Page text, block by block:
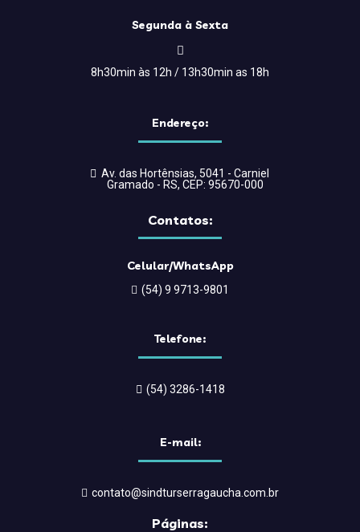
Segunda à Sexta
8h30min às 12h / 13h30min as 18h
Endereço:
Av. das Hortênsias, 5041 - Carniel
Gramado - RS, CEP: 95670-000
Contatos:
Celular/WhatsApp
(54) 9 9713-9801
Telefone:
(54) 3286-1418
E-mail:
contato@sindturserragaucha.com.br
Páginas: